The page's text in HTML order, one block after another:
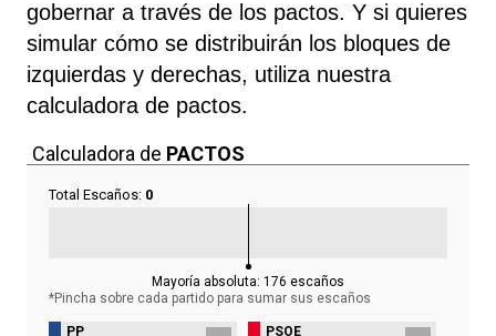
gobernar a través de los pactos. Y si quieres
simular cómo se distribuirán los bloques de
izquierdas y derechas, utiliza nuestra
calculadora de pactos.
Calculadora de PACTOS
Total Escaños: 0
Mayoría absoluta: 176 escaños
*Pincha sobre cada partido para sumar sus escaños
PP
PSOE